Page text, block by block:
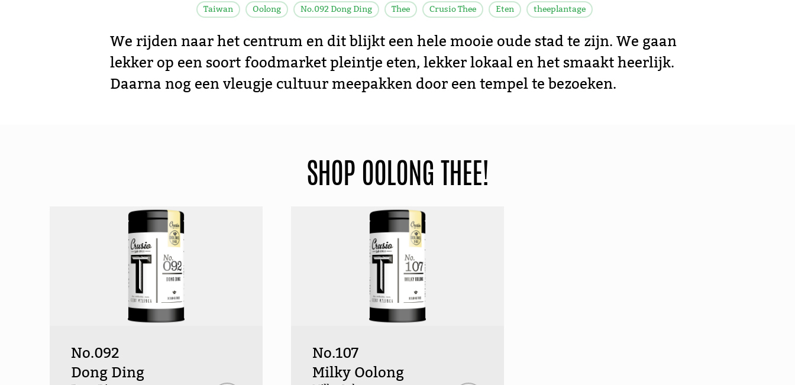
Taiwan Oolong No.092 Dong Ding Thee Crusio Thee Eten theeplantage
We rijden naar het centrum en dit blijkt een hele mooie oude stad te zijn. We gaan
lekker op een soort foodmarket pleintje eten, lekker lokaal en het smaakt heerlijk.
Daarna nog een vleugje cultuur meepakken door een tempel te bezoeken.
SHOP OOLONG THEE!
No.092
Dong Ding
No.107
Milky Oolong